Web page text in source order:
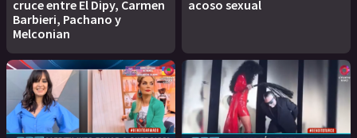
cruce entre El Dipy, Carmen
Barbieri, Pachano y
Melconian
acoso sexual